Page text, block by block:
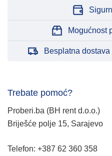
Mogućnost
Besplatna
Trebate pomoć?
Proberi.ba (BH rent d.o.o.)
Briješće polje 15, Sarajevo
Telefon: +387 62 360 358